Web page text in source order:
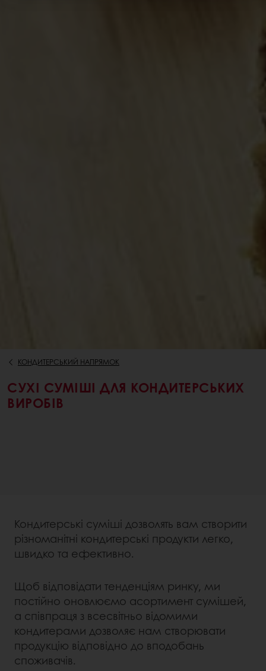
КОНДИТЕРСЬКИЙ НАПРЯМОК
СУХІ СУМІШІ ДЛЯ КОНДИТЕРСЬКИХ
ВИРОБІВ
Кондитерські суміші дозволять вам створити
різноманітні кондитерські продукти легко,
швидко та ефективно.
Щоб відповідати тенденціям ринку, ми
постійно оновлюємо асортимент сумішей,
а співпраця з всесвітньо відомими
кондитерами дозволяє нам створювати
продукцію відповідно до вподобань
споживачів.